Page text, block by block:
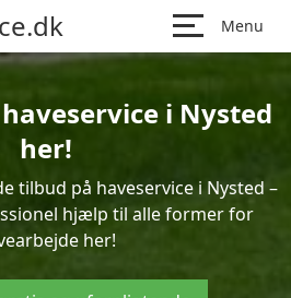
Menu
i Nysted
her!
tilbud på haveservice i Nysted –
hjælp til alle former for
her!